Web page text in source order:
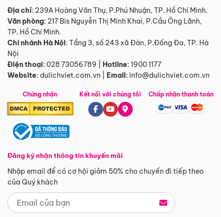
Địa chỉ: 239A Hoàng Văn Thụ, P.Phú Nhuận, TP. Hồ Chí Minh.
Văn phòng: 217 Bis Nguyễn Thị Minh Khai, P.Cầu Ông Lãnh,
TP. Hồ Chí Minh.
Chi nhánh Hà Nội: Tầng 3, số 243 xã Đàn, P.Đống Đa, TP. Hà
Nội
Điện thoại: 028 73056789 Hotline: 1900 1177
Website: dulichviet.com.vn Email: info@dulichviet.com.vn
Chứng nhận
Đăng ký nhận thông tin khuyến mãi
Nhập email để có cơ hội giảm 50% cho chuyến đi tiếp theo
của Quý khách
Kết nối với chúng tôi Chấp nhận thanh toán